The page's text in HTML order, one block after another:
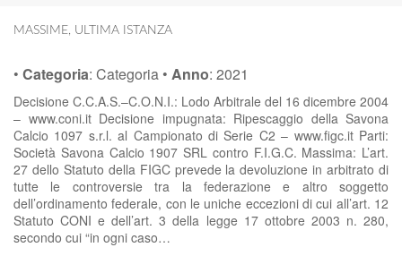
MASSIME, ULTIMA ISTANZA
• Categoria: Categoria • Anno: 2021
Decisione C.C.A.S.–C.O.N.I.: Lodo Arbitrale del 16 dicembre 2004
– www.coni.it Decisione impugnata: Ripescaggio della Savona
Calcio 1097 s.r.l. al Campionato di Serie C2 – www.figc.it Parti:
Società Savona Calcio 1907 SRL contro F.I.G.C. Massima: L’art.
27 dello Statuto della FIGC prevede la devoluzione in arbitrato di
tutte le controversie tra la federazione e altro soggetto
dell’ordinamento federale, con le uniche eccezioni di cui all’art. 12
Statuto CONI e dell’art. 3 della legge 17 ottobre 2003 n. 280,
secondo cui “in ogni caso…